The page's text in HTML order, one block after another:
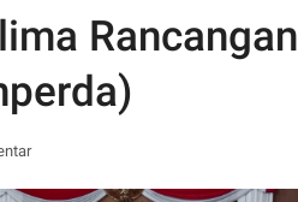
Rancangan